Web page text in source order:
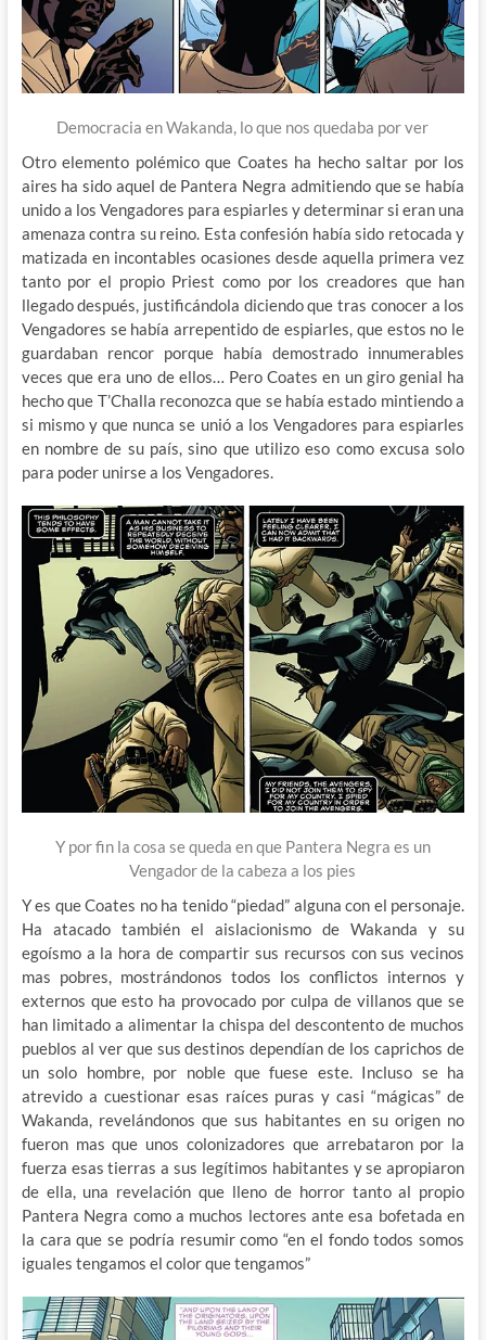
Democracia en Wakanda, lo que nos quedaba por ver
Otro elemento polémico que Coates ha hecho saltar por los
aires ha sido aquel de Pantera Negra admitiendo que se había
unido a los Vengadores para espiarles y determinar si eran una
amenaza contra su reino. Esta confesión había sido retocada y
matizada en incontables ocasiones desde aquella primera vez
tanto por el propio Priest como por los creadores que han
llegado después, justificándola diciendo que tras conocer a los
Vengadores se había arrepentido de espiarles, que estos no le
guardaban rencor porque había demostrado innumerables
veces que era uno de ellos… Pero Coates en un giro genial ha
hecho que T’Challa reconozca que se había estado mintiendo a
si mismo y que nunca se unió a los Vengadores para espiarles
en nombre de su país, sino que utilizo eso como excusa solo
para poder unirse a los Vengadores.
Y por fin la cosa se queda en que Pantera Negra es un
Vengador de la cabeza a los pies
Y es que Coates no ha tenido “piedad” alguna con el personaje.
Ha atacado también el aislacionismo de Wakanda y su
egoísmo a la hora de compartir sus recursos con sus vecinos
mas pobres, mostrándonos todos los conflictos internos y
externos que esto ha provocado por culpa de villanos que se
han limitado a alimentar la chispa del descontento de muchos
pueblos al ver que sus destinos dependían de los caprichos de
un solo hombre, por noble que fuese este. Incluso se ha
atrevido a cuestionar esas raíces puras y casi “mágicas” de
Wakanda, revelándonos que sus habitantes en su origen no
fueron mas que unos colonizadores que arrebataron por la
fuerza esas tierras a sus legítimos habitantes y se apropiaron
de ella, una revelación que lleno de horror tanto al propio
Pantera Negra como a muchos lectores ante esa bofetada en
la cara que se podría resumir como “en el fondo todos somos
iguales tengamos el color que tengamos”